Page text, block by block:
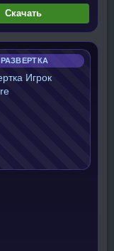
Скачать
РАЗВЕРТКА